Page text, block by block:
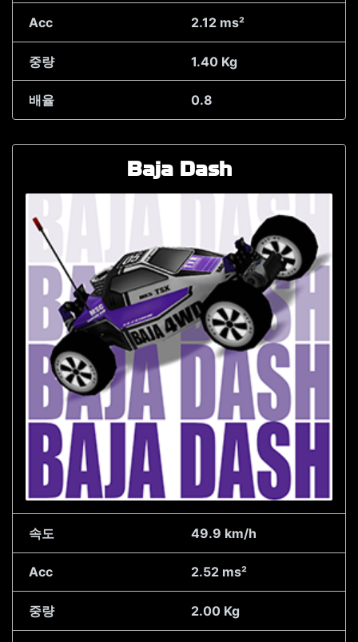
Acc 2.12 ms²
중량 1.40 Kg
배율 0.8
Baja Dash
속도 49.9 km/h
Acc 2.52 ms²
중량 2.00 Kg